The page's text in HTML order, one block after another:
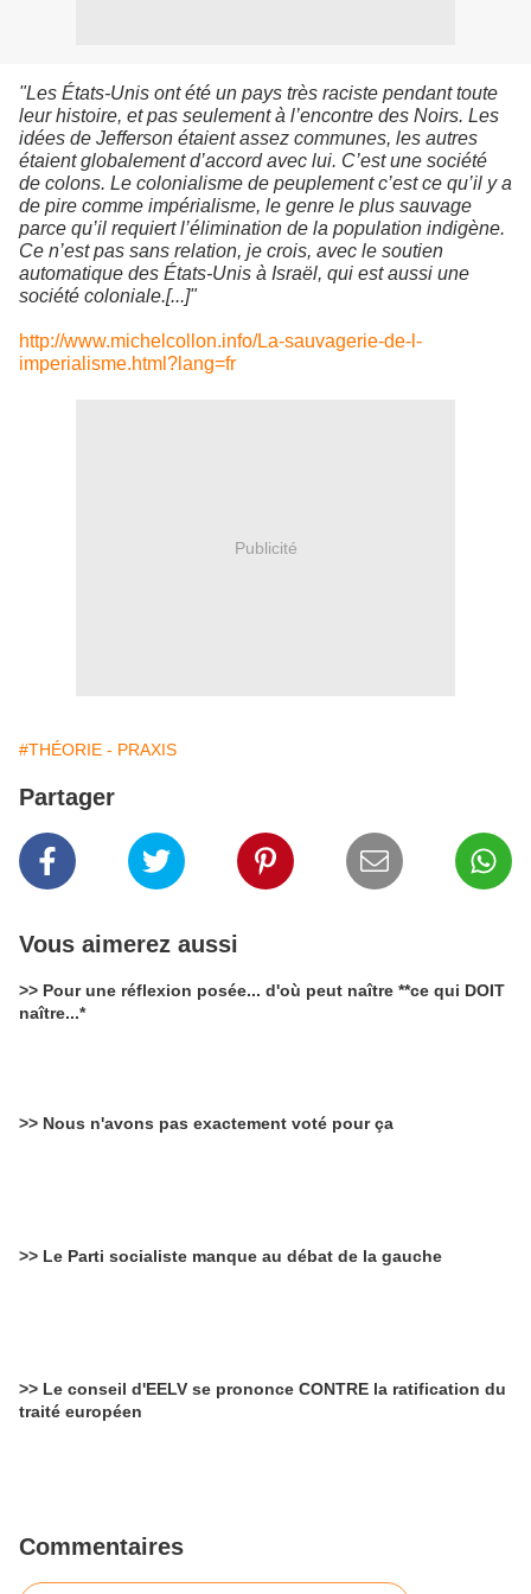
"Les États-Unis ont été un pays très raciste pendant toute
leur histoire, et pas seulement à l’encontre des Noirs. Les
idées de Jefferson étaient assez communes, les autres
étaient globalement d’accord avec lui. C’est une société
de colons. Le colonialisme de peuplement c’est ce qu’il y a
de pire comme impérialisme, le genre le plus sauvage
parce qu’il requiert l’élimination de la population indigène.
Ce n’est pas sans relation, je crois, avec le soutien
automatique des États-Unis à Israël, qui est aussi une
société coloniale.[...]"
http://www.michelcollon.info/La-sauvagerie-de-l-
imperialisme.html?lang=fr
Publicité
#THÉORIE - PRAXIS
Partager
Vous aimerez aussi
>> Pour une réflexion posée... d'où peut naître **ce qui DOIT
naître...*
>> Nous n'avons pas exactement voté pour ça
>> Le Parti socialiste manque au débat de la gauche
>> Le conseil d'EELV se prononce CONTRE la ratification du
traité européen
Commentaires